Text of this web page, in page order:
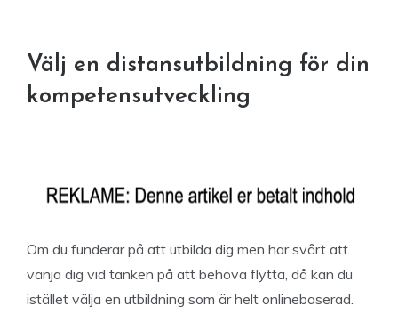
Välj en distansutbildning för din
kompetensutveckling
Om du funderar på att utbilda dig men har svårt att
vänja dig vid tanken på att behöva flytta, då kan du
istället välja en utbildning som är helt onlinebaserad.